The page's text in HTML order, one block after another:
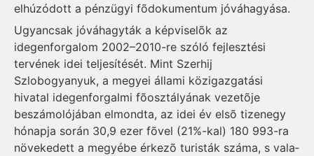
elhúzódott a pénzügyi fõdokumentum jóváhagyása.
Ugyancsak jóváhagyták a képviselõk az
idegenforgalom 2002–2010-re szóló fejlesztési
tervének idei teljesítését. Mint Szerhij
Szlobogyanyuk, a megyei állami közigazgatási
hivatal ide­genforgalmi fõosztályának veze­tõje
beszámolójában elmondta, az idei év elsõ tizenegy
hónapja során 30,9 ezer fõvel (21%-kal) 180 993-ra
növekedett a megyé­be érkezõ turisták száma, s va­la­